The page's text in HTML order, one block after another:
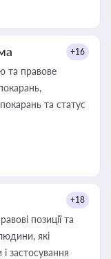
+16
та правове
та статус
+18
позиції та
які
застосування